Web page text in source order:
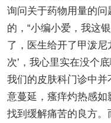
询问关于药物用量的问
的，“小编小爱，我这
了，医生给开了甲泼尼
次’，我心里实在没个
我们的皮肤科门诊中
意蔓延，瘙痒灼热感
找到缓解痛苦的良方